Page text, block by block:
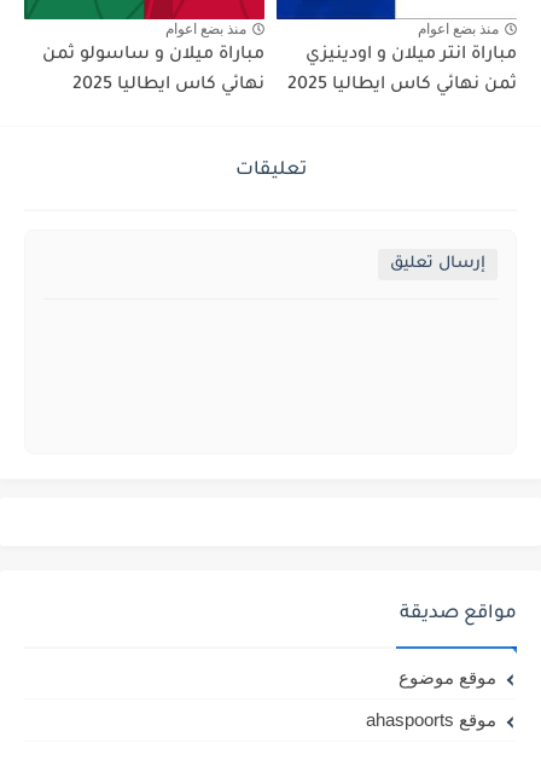
منذ بضع اعوام
مباراة انتر ميلان و اودينيزي
ثمن نهائي كاس ايطاليا 2025
منذ بضع اعوام
مباراة ميلان و ساسولو ثمن
نهائي كاس ايطاليا 2025
تعليقات
إرسال تعليق
مواقع صديقة
موقع موضوع
موقع ahaspoorts